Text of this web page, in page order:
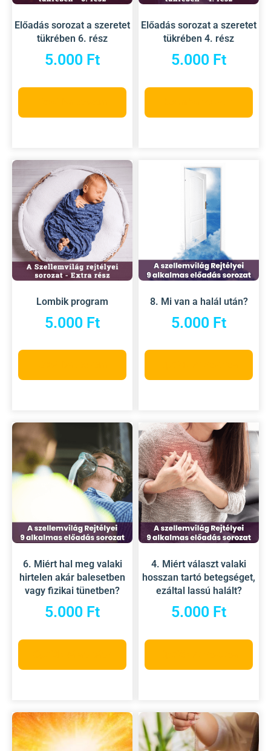
Előadás sorozat a szeretet
tükrében 6. rész
5.000 Ft
Előadás sorozat a szeretet
tükrében 4. rész
5.000 Ft
Lombik program
5.000 Ft
8. Mi van a halál után?
5.000 Ft
6. Miért hal meg valaki
hirtelen akár balesetben
vagy fizikai tünetben?
5.000 Ft
4. Miért választ valaki
hosszan tartó betegséget,
ezáltal lassú halált?
5.000 Ft